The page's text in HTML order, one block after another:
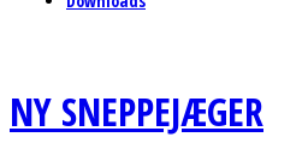
NY SNEPPEJÆGER